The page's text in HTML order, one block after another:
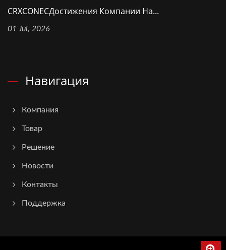
CRXCONECДостижения Компании На...
01 Jul, 2026
Навигация
Компания
Товар
Решение
Новости
Контакты
Поддержка